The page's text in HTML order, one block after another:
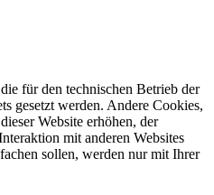
für den technischen Betrieb der
gesetzt werden. Andere Cookies,
Website erhöhen, der
mit anderen Websites
sollen, werden nur mit Ihrer